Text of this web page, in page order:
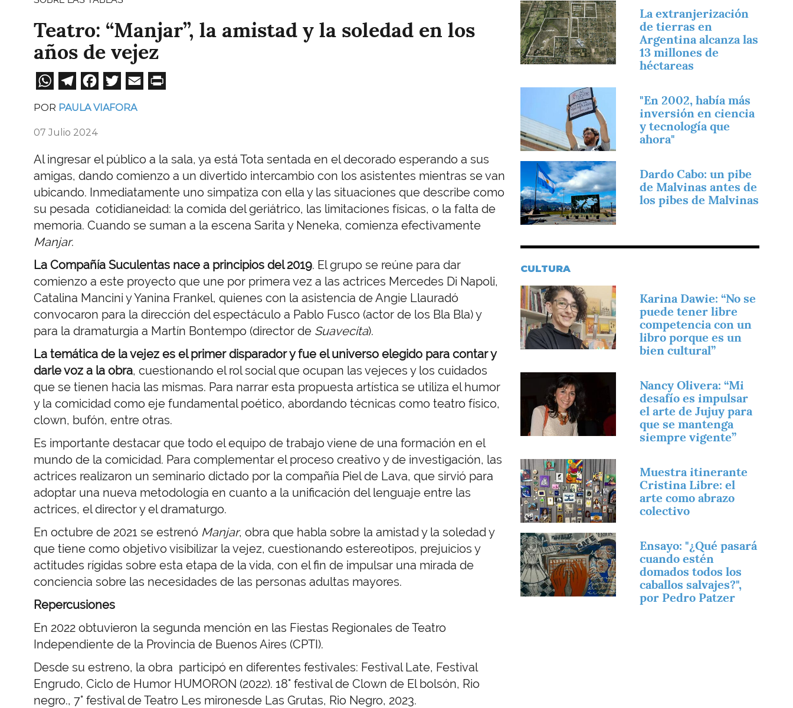
Teatro: “Manjar”, la amistad y la soledad en los
años de vejez
WhatsApp
Telegram
Facebook
Twitter
Email
POR PAULA VIAFORA
07 Julio 2024
Al ingresar el público a la sala, ya está Tota sentada en el decorado esperando a sus
amigas, dando comienzo a un divertido intercambio con los asistentes mientras se van
ubicando. Inmediatamente uno simpatiza con ella y las situaciones que describe como
su pesada cotidianeidad: la comida del geriátrico, las limitaciones físicas, o la falta de
memoria. Cuando se suman a la escena Sarita y Neneka, comienza efectivamente
Manjar.
La Compañía Suculentas nace a principios del 2019. El grupo se reúne para dar
comienzo a este proyecto que une por primera vez a las actrices Mercedes Di Napoli,
Catalina Mancini y Yanina Frankel, quienes con la asistencia de Angie Llauradó
convocaron para la dirección del espectáculo a Pablo Fusco (actor de los Bla Bla) y
para la dramaturgia a Martín Bontempo (director de Suavecita).
La temática de la vejez es el primer disparador y fue el universo elegido para contar y
darle voz a la obra, cuestionando el rol social que ocupan las vejeces y los cuidados
que se tienen hacia las mismas. Para narrar esta propuesta artística se utiliza el humor
y la comicidad como eje fundamental poético, abordando técnicas como teatro físico,
clown, bufón, entre otras.
Es importante destacar que todo el equipo de trabajo viene de una formación en el
mundo de la comicidad. Para complementar el proceso creativo y de investigación, las
actrices realizaron un seminario dictado por la compañía Piel de Lava, que sirvió para
adoptar una nueva metodología en cuanto a la unificación del lenguaje entre las
actrices, el director y el dramaturgo.
En octubre de 2021 se estrenó Manjar, obra que habla sobre la amistad y la soledad y
que tiene como objetivo visibilizar la vejez, cuestionando estereotipos, prejuicios y
actitudes rígidas sobre esta etapa de la vida, con el fin de impulsar una mirada de
conciencia sobre las necesidades de las personas adultas mayores.
Repercusiones
En 2022 obtuvieron la segunda mención en las Fiestas Regionales de Teatro
Independiente de la Provincia de Buenos Aires (CPTI).
Desde su estreno, la obra participó en diferentes festivales: Festival Late, Festival
Engrudo, Ciclo de Humor HUMORON (2022). 18° festival de Clown de El bolsón, Rio
negro., 7° festival de Teatro Les mironesde Las Grutas, Rio Negro, 2023.
Imagen
La extranjerización
de tierras en
Argentina alcanza las
13 millones de
héctareas
"En 2002, había más
inversión en ciencia
y tecnología que
ahora"
Imagen
Dardo Cabo: un pibe
de Malvinas antes de
los pibes de Malvinas
CULTURA
Imagen
Karina Dawie: “No se
puede tener libre
competencia con un
libro porque es un
bien cultural”
Imagen
Nancy Olivera: “Mi
desafío es impulsar
el arte de Jujuy para
que se mantenga
siempre vigente”
Imagen
Muestra itinerante
Cristina Libre: el
arte como abrazo
colectivo
Imagen
Ensayo: "¿Qué pasará
cuando estén
domados todos los
caballos salvajes?",
por Pedro Patzer